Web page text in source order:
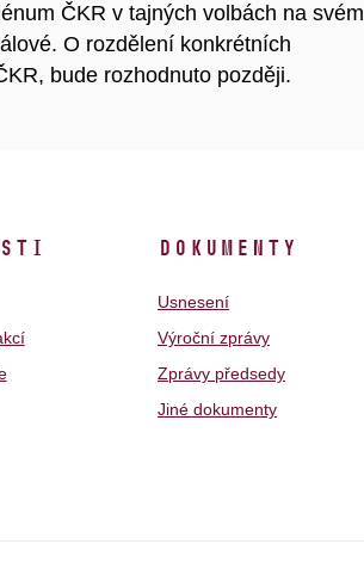
ČKR v tajných volbách na svém
O rozdělení konkrétních
bude rozhodnuto později.
Dokumenty
Usnesení
Výroční zprávy
Zprávy předsedy
Jiné dokumenty